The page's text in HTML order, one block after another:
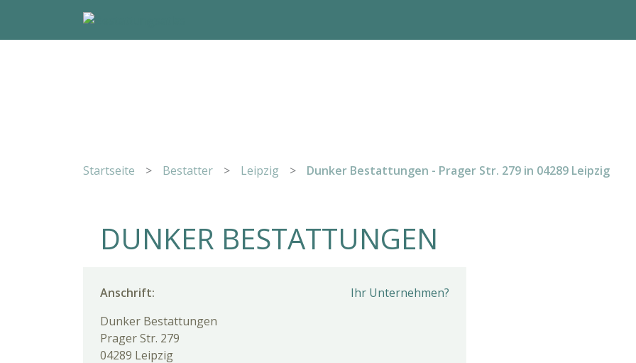
Startseite > Bestatter > Leipzig > Dunker Bestattungen - Prager Str. 279 in 04289 Leipzig
DUNKER BESTATTUNGEN
Ihr Unternehmen?
Anschrift:
Dunker Bestattungen
Prager Str. 279
04289 Leipzig